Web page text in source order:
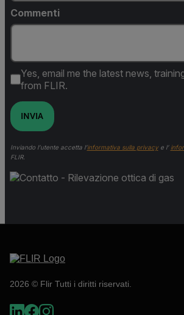
Commenti
Yes, email me the latest news,
from FLIR.
INVIA
Inviando l’utente accetta l’informativa sulla privacye l’
FLIR.
2026 © Flir Tutti i diritti riservati.